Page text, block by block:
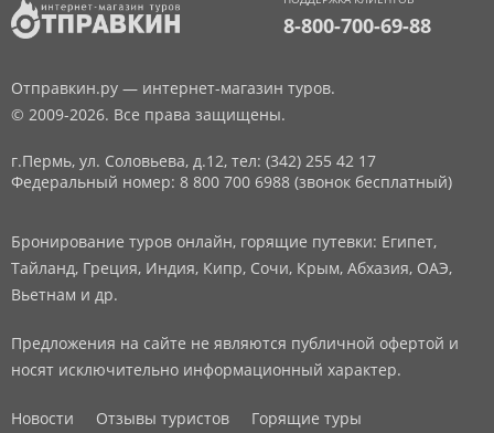
8-800-700-69-88
Отправкин.ру — интернет-магазин туров.
© 2009-2026. Все права защищены.
г.Пермь, ул. Соловьева, д.12, тел: (342) 255 42 17
Федеральный номер: 8 800 700 6988 (звонок бесплатный)
Бронирование туров онлайн, горящие путевки: Египет,
Тайланд, Греция, Индия, Кипр, Сочи, Крым, Абхазия, ОАЭ,
Вьетнам и др.
Предложения на сайте не являются публичной офертой и
носят исключительно информационный характер.
Новости Отзывы туристов
Горящие туры